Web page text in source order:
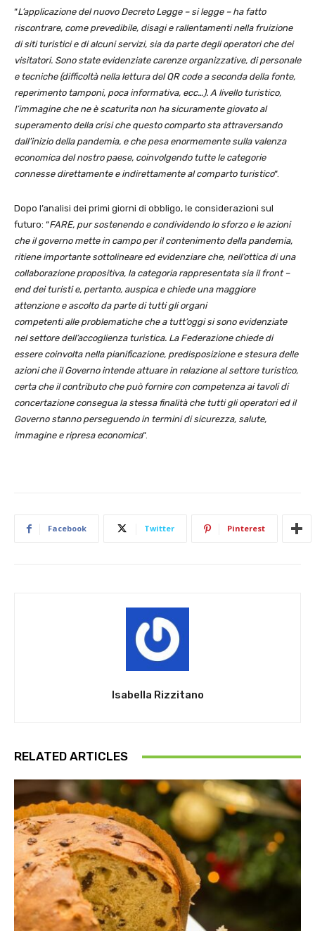
“L’applicazione del nuovo Decreto Legge – si legge – ha fatto
riscontrare, come prevedibile, disagi e rallentamenti nella fruizione
di siti turistici e di alcuni servizi, sia da parte degli operatori che dei
visitatori. Sono state evidenziate carenze organizzative, di personale
e tecniche (difficoltà nella lettura del QR code a seconda della fonte,
reperimento tamponi, poca informativa, ecc…). A livello turistico,
l’immagine che ne è scaturita non ha sicuramente giovato al
superamento della crisi che questo comparto sta attraversando
dall’inizio della pandemia, e che pesa enormemente sulla valenza
economica del nostro paese, coinvolgendo tutte le categorie
connesse direttamente e indirettamente al comparto turistico“.
Dopo l’analisi dei primi giorni di obbligo, le considerazioni sul
futuro: “FARE, pur sostenendo e condividendo lo sforzo e le azioni
che il governo mette in campo per il contenimento della pandemia,
ritiene importante sottolineare ed evidenziare che, nell’ottica di una
collaborazione propositiva, la categoria rappresentata sia il front –
end dei turisti e, pertanto, auspica e chiede una maggiore
attenzione e ascolto da parte di tutti gli organi
competenti alle problematiche che a tutt’oggi si sono evidenziate
nel settore dell’accoglienza turistica. La Federazione chiede di
essere coinvolta nella pianificazione, predisposizione e stesura delle
azioni che il Governo intende attuare in relazione al settore turistico,
certa che il contributo che può fornire con competenza ai tavoli di
concertazione consegua la stessa finalità che tutti gli operatori ed il
Governo stanno perseguendo in termini di sicurezza, salute,
immagine e ripresa economica“.
Facebook Twitter Pinterest
Isabella Rizzitano
RELATED ARTICLES